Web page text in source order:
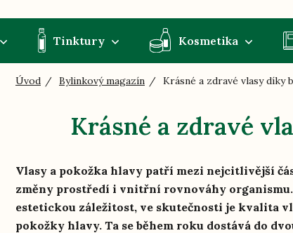
Tinktury Kosmetika
Úvod Bylinkový magazín Krásné a zdravé vlasy díky
Krásné a zdravé
Vlasy a pokožka hlavy patří mezi nejcitlivější
změny prostředí i vnitřní rovnováhy
estetickou záležitost, ve skutečnosti je kvalita
pokožky hlavy. Ta se během roku dostává do